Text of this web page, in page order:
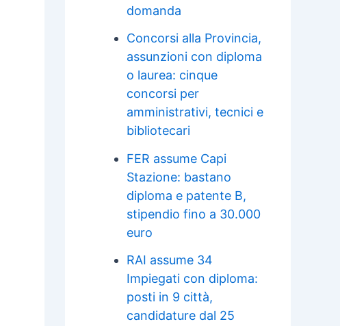
domanda
Concorsi alla Provincia,
assunzioni con diploma
o laurea: cinque
concorsi per
amministrativi, tecnici e
bibliotecari
FER assume Capi
Stazione: bastano
diploma e patente B,
stipendio fino a 30.000
euro
RAI assume 34
Impiegati con diploma:
posti in 9 città,
candidature dal 25